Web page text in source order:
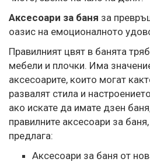
Аксесоари за баня за
оазис на емоционалното
Правилният цвят в банята
мебели и плочки. Има
аксесоарите, които могат
развалят стила и
ако искате да имате дзен
правилните аксесоари за
предлага:
Aксесоари за баня от